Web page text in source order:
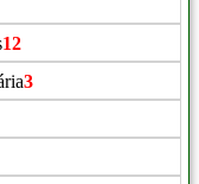
12
3